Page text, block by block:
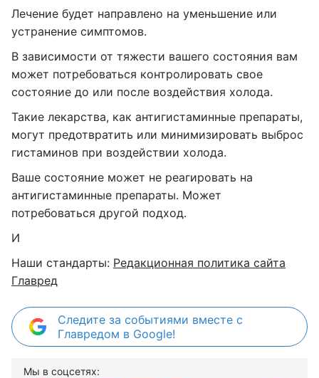
Лечение будет направлено на уменьшение или
устранение симптомов.
В зависимости от тяжести вашего состояния вам
может потребоваться контролировать свое
состояние до или после воздействия холода.
Такие лекарства, как антигистаминные препараты,
могут предотвратить или минимизировать выброс
гистаминов при воздействии холода.
Ваше состояние может не реагировать на
антигистаминные препараты. Может
потребоваться другой подход.
И
Наши стандарты: Редакционная политика сайта
Главред
Следите за событиями вместе с
Главредом в Google!
Мы в соцсетях: